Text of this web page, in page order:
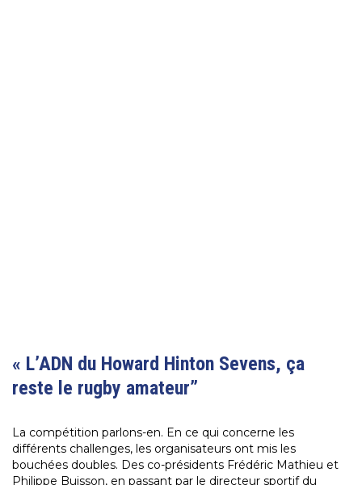
« L’ADN du Howard Hinton Sevens, ça
reste le rugby amateur”
La compétition parlons-en. En ce qui concerne les
différents challenges, les organisateurs ont mis les
bouchées doubles. Des co-présidents Frédéric Mathieu et
Philippe Buisson, en passant par le directeur sportif du